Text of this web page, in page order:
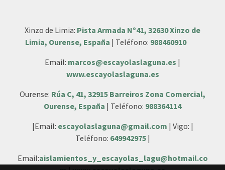
Xinzo de Limia: Pista Armada Nº41, 32630 Xinzo de
Limia, Ourense, España | Teléfono: 988460910
Email: marcos@escayolaslaguna.es |
www.escayolaslaguna.es
Ourense: Rúa C, 41, 32915 Barreiros Zona Comercial,
Ourense, España | Teléfono: 988364114
|Email: escayolaslaguna@gmail.com | Vigo: |
Teléfono: 649942975|
Email:aislamientos_y_escayolas_lagu@hotmail.co